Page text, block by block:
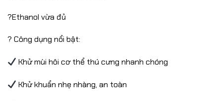
?Ethanol vừa đủ
? Công dụng nổi bật:
Khử mùi hôi cơ thể thú cưng nhanh chóng
Khử khuẩn nhẹ nhàng, an toàn